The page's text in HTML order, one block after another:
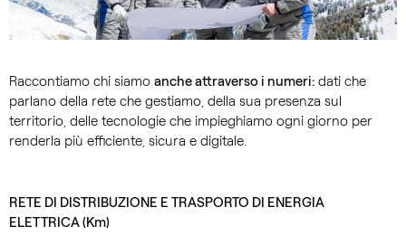
Raccontiamo chi siamo anche attraverso i numeri: dati che
parlano della rete che gestiamo, della sua presenza sul
territorio, delle tecnologie che impieghiamo ogni giorno per
renderla più efficiente, sicura e digitale.
RETE DI DISTRIBUZIONE E TRASPORTO DI ENERGIA
ELETTRICA (Km)